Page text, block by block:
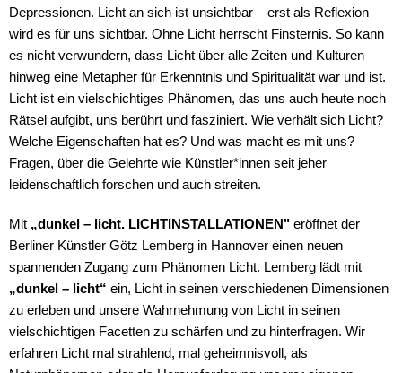
Depressionen. Licht an sich ist unsichtbar – erst als Reflexion
wird es für uns sichtbar. Ohne Licht herrscht Finsternis. So kann
es nicht verwundern, dass Licht über alle Zeiten und Kulturen
hinweg eine Metapher für Erkenntnis und Spiritualität war und ist.
Licht ist ein vielschichtiges Phänomen, das uns auch heute noch
Rätsel aufgibt, uns berührt und fasziniert. Wie verhält sich Licht?
Welche Eigenschaften hat es? Und was macht es mit uns?
Fragen, über die Gelehrte wie Künstler*innen seit jeher
leidenschaftlich forschen und auch streiten.
Mit „dunkel – licht. LICHTINSTALLATIONEN" eröffnet der
Berliner Künstler Götz Lemberg in Hannover einen neuen
spannenden Zugang zum Phänomen Licht. Lemberg lädt mit
„dunkel – licht“ ein, Licht in seinen verschiedenen Dimensionen
zu erleben und unsere Wahrnehmung von Licht in seinen
vielschichtigen Facetten zu schärfen und zu hinterfragen. Wir
erfahren Licht mal strahlend, mal geheimnisvoll, als